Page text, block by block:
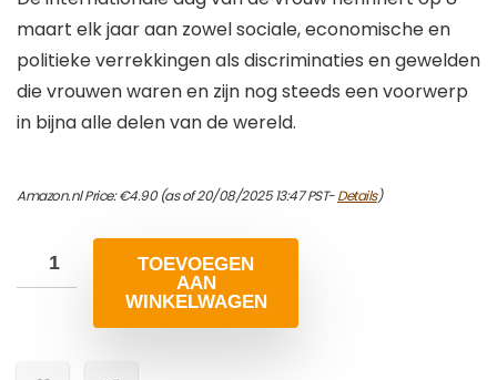
maart elk jaar aan zowel sociale, economische en
politieke verrekkingen als discriminaties en gewelden
die vrouwen waren en zijn nog steeds een voorwerp
in bijna alle delen van de wereld.
Amazon.nl Price:€4.90(as of 20/08/2025 13:47 PST-Details)
TOEVOEGEN
AAN
WINKELWAGEN